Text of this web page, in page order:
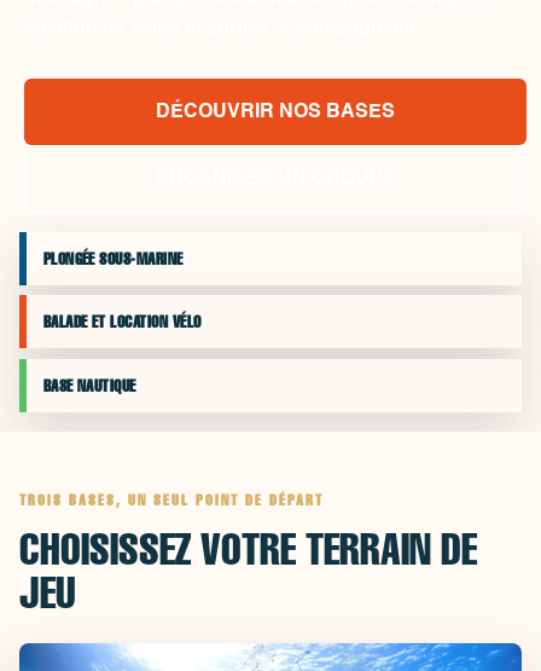
DÉCOUVRIR NOS BASES
PLONGÉE SOUS-MARINE
BALADE ET LOCATION VÉLO
BASE NAUTIQUE
TROIS BASES, UN SEUL POINT DE DÉPART
CHOISISSEZ VOTRE TERRAIN DE
JEU